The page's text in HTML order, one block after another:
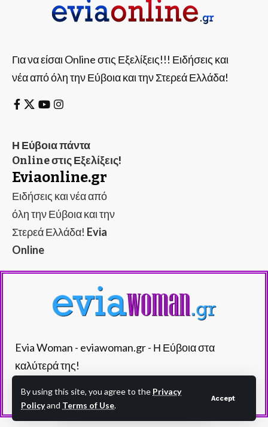
By using this site, you agree to the Privacy
Policyand Terms of Use.
Accept
Για να είσαι Online στις Εξελίξεις!!! Ειδήσεις και
νέα από όλη την Εύβοια και την Στερεά Ελλάδα!
Η Εύβοια πάντα
Online στις Εξελίξεις!
Eviaonline.gr
Ειδήσεις και νέα από
όλη την Εύβοια και την
Στερεά Ελλάδα! Evia
Online
Evia Woman - eviawoman.gr - Η Εύβοια στα
καλύτερά της!